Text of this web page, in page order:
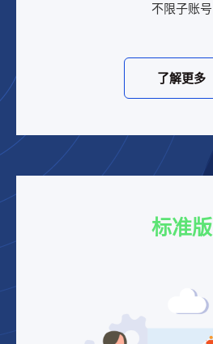
不限子账号
了解更多
标准版